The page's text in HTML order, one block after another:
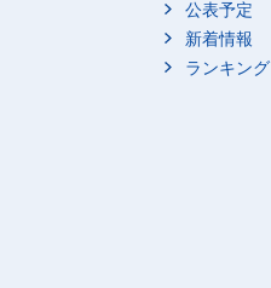
公表予定
新着情報
ランキング